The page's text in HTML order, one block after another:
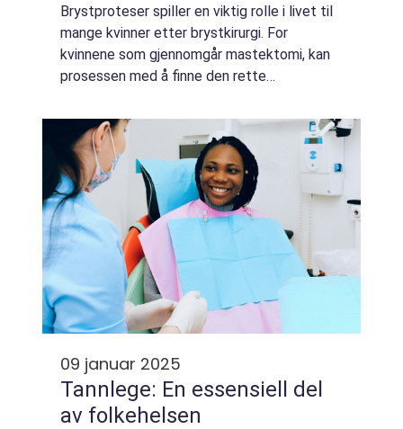
Brystproteser spiller en viktig rolle i livet til
mange kvinner etter brystkirurgi. For
kvinnene som gjennomgår mastektomi, kan
prosessen med å finne den rette
både fysisk og emosjonell ...
09 januar 2025
Tannlege: En essensiell del
av folkehelsen